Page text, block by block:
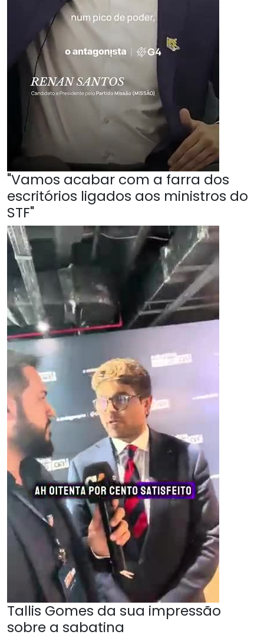
"Vamos acabar com a farra dos
escritórios ligados aos ministros do
STF"
Tallis Gomes da sua impressão
sobre a sabatina